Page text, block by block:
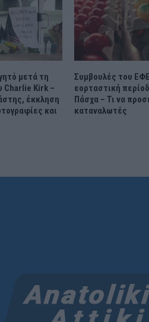
μετά τη
Charlie Kirk –
έκκληση
και
Συμβουλές του
εορταστική
Πάσχα – Τι να
καταναλωτές